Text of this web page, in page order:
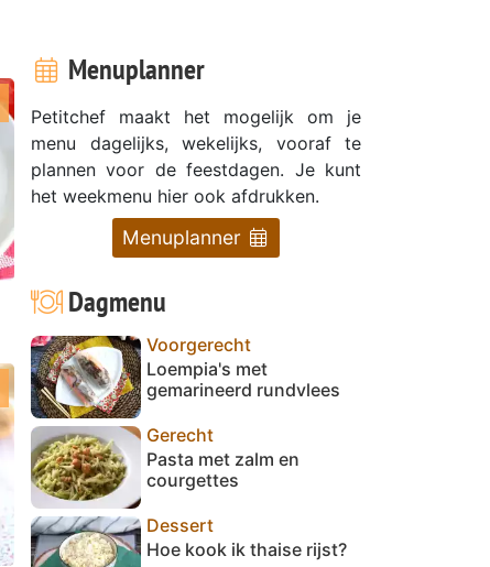
Menuplanner
Petitchef maakt het mogelijk om je
menu dagelijks, wekelijks, vooraf te
plannen voor de feestdagen. Je kunt
het weekmenu hier ook afdrukken.
Menuplanner
Dagmenu
Voorgerecht
Loempia's met
gemarineerd rundvlees
Gerecht
Pasta met zalm en
courgettes
Dessert
Hoe kook ik thaise rijst?